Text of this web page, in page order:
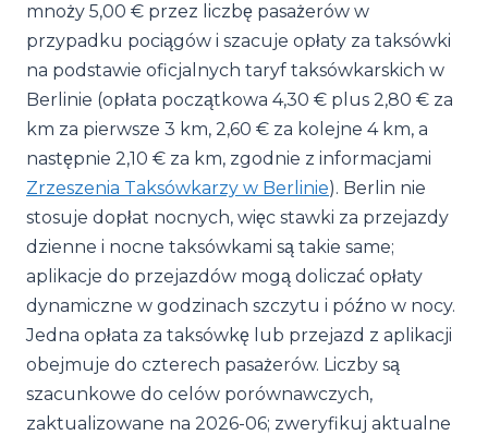
mnoży 5,00 € przez liczbę pasażerów w
przypadku pociągów i szacuje opłaty za taksówki
na podstawie oficjalnych taryf taksówkarskich w
Berlinie (opłata początkowa 4,30 € plus 2,80 € za
km za pierwsze 3 km, 2,60 € za kolejne 4 km, a
następnie 2,10 € za km, zgodnie z informacjami
Zrzeszenia Taksówkarzy w Berlinie). Berlin nie
stosuje dopłat nocnych, więc stawki za przejazdy
dzienne i nocne taksówkami są takie same;
aplikacje do przejazdów mogą doliczać opłaty
dynamiczne w godzinach szczytu i późno w nocy.
Jedna opłata za taksówkę lub przejazd z aplikacji
obejmuje do czterech pasażerów. Liczby są
szacunkowe do celów porównawczych,
zaktualizowane na 2026-06; zweryfikuj aktualne